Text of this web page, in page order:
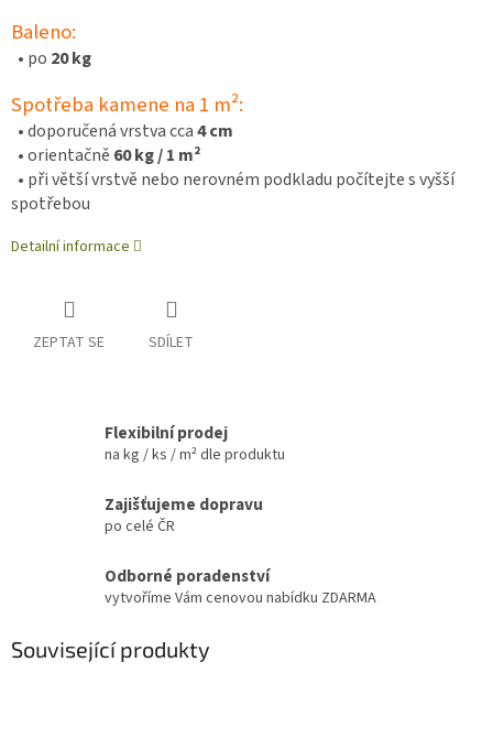
Baleno:
• po 20 kg
Spotřeba kamene na 1 m²:
• doporučená vrstva cca4 cm
• orientačně 60 kg / 1 m²
• při větší vrstvě nebo nerovném podkladu počítejte s vyšší
spotřebou
Detailní informace
ZEPTAT SE SDÍLET
Flexibilní prodej
na kg / ks / m² dle produktu
Zajišťujeme dopravu
po celé ČR
Odborné poradenství
vytvoříme Vám cenovou nabídku ZDARMA
Související produkty